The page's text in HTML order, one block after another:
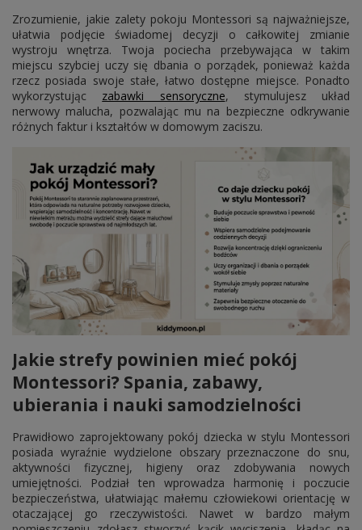
Zrozumienie, jakie zalety pokoju Montessori są najważniejsze,
ułatwia podjęcie świadomej decyzji o całkowitej zmianie
wystroju wnętrza. Twoja pociecha przebywająca w takim
miejscu szybciej uczy się dbania o porządek, ponieważ każda
rzecz posiada swoje stałe, łatwo dostępne miejsce. Ponadto
wykorzystując zabawki sensoryczne, stymulujesz układ
nerwowy malucha, pozwalając mu na bezpieczne odkrywanie
różnych faktur i kształtów w domowym zaciszu.
Jakie strefy powinien mieć pokój
Montessori? Spania, zabawy,
ubierania i nauki samodzielności
Prawidłowo zaprojektowany pokój dziecka w stylu Montessori
posiada wyraźnie wydzielone obszary przeznaczone do snu,
aktywności fizycznej, higieny oraz zdobywania nowych
umiejętności. Podział ten wprowadza harmonię i poczucie
bezpieczeństwa, ułatwiając małemu człowiekowi orientację w
otaczającej go rzeczywistości. Nawet w bardzo małym